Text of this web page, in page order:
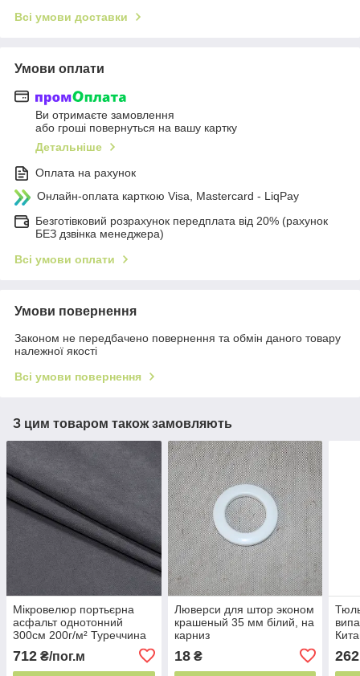
Всі умови доставки
Умови оплати
Ви отримаєте замовлення
або гроші повернуться на вашу картку
Детальніше
Оплата на рахунок
Онлайн-оплата карткою Visa, Mastercard - LiqPay
Безготівковий розрахунок передплата від 20% (рахунок
БЕЗ дзвінка менеджера)
Всі умови оплати
Умови повернення
Законом не передбачено повернення та обмін даного товару
належної якості
Всі умови повернення
З цим товаром також замовляють
Мікровелюр портьєрна
асфальт однотонний
300см 200г/м² Туреччина
712 ₴/пог.м
Люверси для штор эконом
крашеный 35 мм білий, на
карниз
18₴ 262